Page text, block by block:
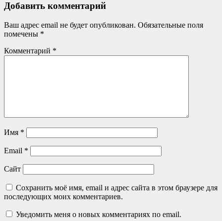
Добавить комментарий
Ваш адрес email не будет опубликован. Обязательные поля
помечены *
Комментарий *
Имя *
Email *
Сайт
Сохранить моё имя, email и адрес сайта в этом браузере для
последующих моих комментариев.
Уведомить меня о новых комментариях по email.